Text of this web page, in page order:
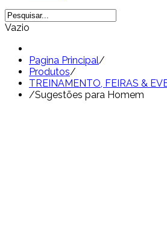
Vazio
Pagina Principal/
Produtos/
TREINAMENTO, FEIRAS &
/Sugestões para Homem